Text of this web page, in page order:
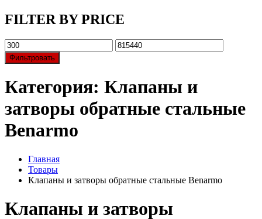
FILTER BY PRICE
Фильтровать
Категория: Клапаны и
затворы обратные стальные
Benarmo
Главная
Товары
Клапаны и затворы обратные стальные Benarmo
Клапаны и затворы